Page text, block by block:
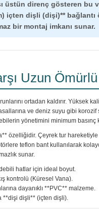
üstün direnç gösteren bu
içten dişli (dişi)**
bir montaj imkanı sunar.
Uzun
ortadan kaldırır. Yüksek
ve deniz suyu gibi korozif
yönetimini minimum basınç
özelliğidir. Çeyrek tur
teflon bant kullanılarak
sunar.
hatlar için ideal boyut.
kontrolü (Küresel Vana).
dayanıklı **PVC** malzeme.
**dişi dişli** (içten dişli).